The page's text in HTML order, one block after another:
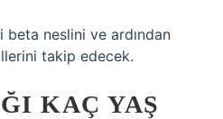
beta neslini ve ardından
takip edecek.
KAÇ YAŞ